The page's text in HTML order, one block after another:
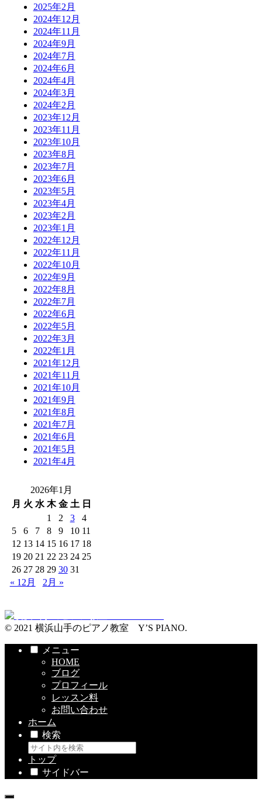
2025年2月
2024年12月
2024年11月
2024年9月
2024年7月
2024年6月
2024年4月
2024年3月
2024年2月
2023年12月
2023年11月
2023年10月
2023年8月
2023年7月
2023年6月
2023年5月
2023年4月
2023年2月
2023年1月
2022年12月
2022年11月
2022年10月
2022年9月
2022年8月
2022年7月
2022年6月
2022年5月
2022年3月
2022年1月
2021年12月
2021年11月
2021年10月
2021年9月
2021年8月
2021年7月
2021年6月
2021年5月
2021年4月
2026年1月
月 火 水 木 金 土 日
1
2 3
4
5
6 7 8 9 10 11
12 13 14 15 16 17 18
19 20 21 22 23 24 25
26 27 28 29 30 31
« 12月
2月 »
© 2021 横浜山手のピアノ教室 Y’S PIANO.
メニュー
HOME
ブログ
プロフィール
レッスン料
お問い合わせ
ホーム
検索
トップ
サイドバー